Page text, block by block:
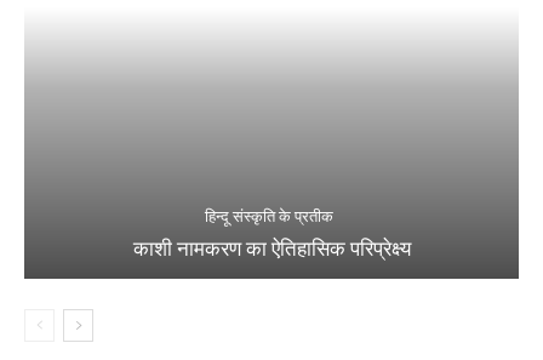
हिन्दू संस्कृति के प्रतीक
काशी नामकरण का ऐतिहासिक परिप्रेक्ष्य